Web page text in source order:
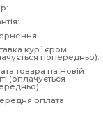
кур`єром
попередньо):
товара на Новій
(оплачується
оплата: